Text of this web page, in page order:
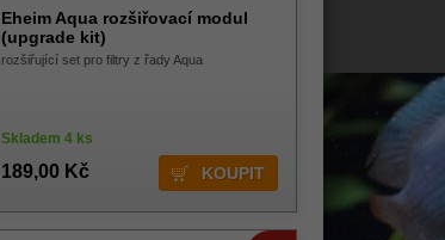
Eheim Aqua rozšiřovací modul
(upgrade kit)
rozšiřující set pro filtry z řady Aqua
Skladem 4 ks
189,00 Kč